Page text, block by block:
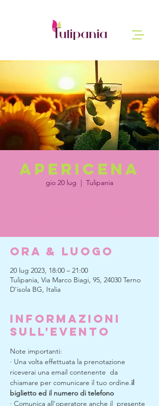
Apericena
gio 20 lug
  |
Tulipania
Ora & Luogo
20 lug 2023, 18:00 – 21:00
Tulipania, Via Marco Biagi, 95, 24030 Terno
D'isola BG, Italia
Informazioni
sull'evento
Note importanti:
· Una volta effettuata la prenotazione
riceverai una email contenente da
chiamare per comunicare il tuo ordine.il
biglietto ed il numero di telefono
· Comunica all'operatore anche il presente